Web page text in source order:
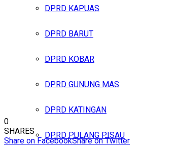
DPRD KAPUAS
DPRD BARUT
DPRD KOBAR
DPRD GUNUNG MAS
DPRD KATINGAN
DPRD PULANG PISAU
0
SHARES
Share on FacebookShare on Twitter